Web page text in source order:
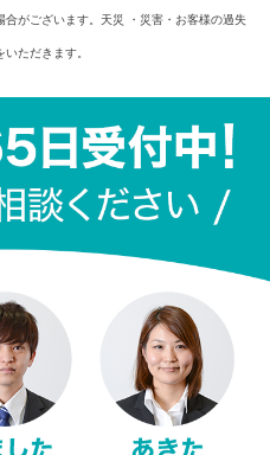
がございます。天災 ・災害・お客様の過失
ただきます。